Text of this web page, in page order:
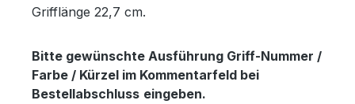
Grifflänge 22,7 cm.
Bitte gewünschte Ausführung Griff-Nummer /
Farbe / Kürzel im Kommentarfeld bei
Bestellabschluss eingeben.